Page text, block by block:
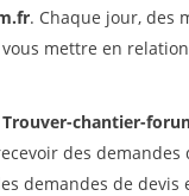
. Chaque jour, des
mettre en
Trouver-chantier-
des
demandes de